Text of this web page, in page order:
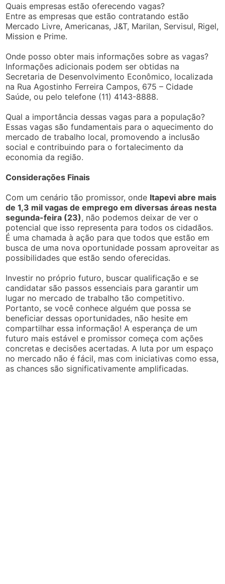
Quais empresas estão oferecendo vagas?
Entre as empresas que estão contratando estão
Mercado Livre, Americanas, J&T, Marilan, Servisul, Rigel,
Mission e Prime.
Onde posso obter mais informações sobre as vagas?
Informações adicionais podem ser obtidas na
Secretaria de Desenvolvimento Econômico, localizada
na Rua Agostinho Ferreira Campos, 675 – Cidade
Saúde, ou pelo telefone (11) 4143-8888.
Qual a importância dessas vagas para a população?
Essas vagas são fundamentais para o aquecimento do
mercado de trabalho local, promovendo a inclusão
social e contribuindo para o fortalecimento da
economia da região.
Considerações Finais
Com um cenário tão promissor, onde Itapevi abre mais
de 1,3 mil vagas de emprego em diversas áreas nesta
segunda-feira (23), não podemos deixar de ver o
potencial que isso representa para todos os cidadãos.
É uma chamada à ação para que todos que estão em
busca de uma nova oportunidade possam aproveitar as
possibilidades que estão sendo oferecidas.
Investir no próprio futuro, buscar qualificação e se
candidatar são passos essenciais para garantir um
lugar no mercado de trabalho tão competitivo.
Portanto, se você conhece alguém que possa se
beneficiar dessas oportunidades, não hesite em
compartilhar essa informação! A esperança de um
futuro mais estável e promissor começa com ações
concretas e decisões acertadas. A luta por um espaço
no mercado não é fácil, mas com iniciativas como essa,
as chances são significativamente amplificadas.